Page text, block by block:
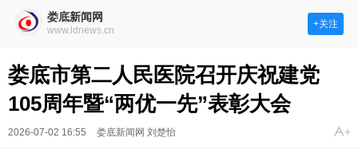
娄底新闻网
www.ldnews.cn
+关注
娄底市第二人民医院召开庆祝建党
105周年暨“两优一先”表彰大会
2026-07-02 16:55 娄底新闻网 刘楚怡